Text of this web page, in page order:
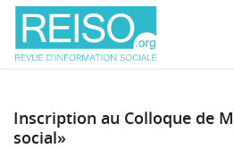
Inscription au Colloque de
social»